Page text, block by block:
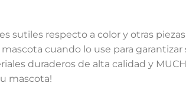
sutiles respecto a color y otras
cuando lo use para
duraderos de alta calidad y
mascota!